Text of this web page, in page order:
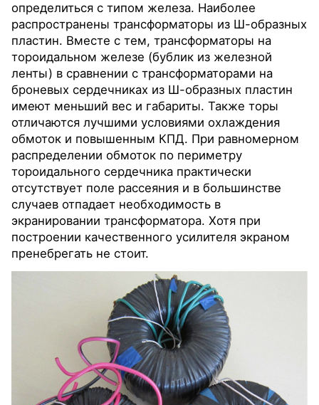
определиться с типом железа. Наиболее
распространены трансформаторы из Ш-образных
пластин. Вместе с тем, трансформаторы на
тороидальном железе (бублик из железной
ленты) в сравнении с трансформаторами на
броневых сердечниках из Ш-образных пластин
имеют меньший вес и габариты. Также торы
отличаются лучшими условиями охлаждения
обмоток и повышенным КПД. При равномерном
распределении обмоток по периметру
тороидального сердечника практически
отсутствует поле рассеяния и в большинстве
случаев отпадает необходимость в
экранировании трансформатора. Хотя при
построении качественного усилителя экраном
пренебрегать не стоит.